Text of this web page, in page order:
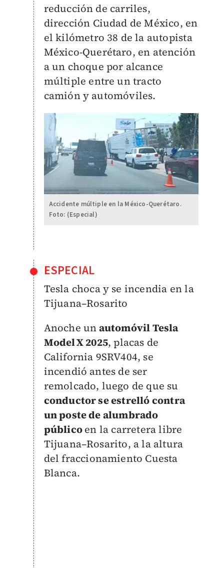
reducción de carriles,
dirección Ciudad de México, en
el kilómetro 38 de la autopista
México-Querétaro, en atención
a un choque por alcance
múltiple entre un tracto
camión y automóviles.
Accidente múltiple en la México-Querétaro.
Foto: (Especial)
ESPECIAL
Tesla choca y se incendia en la
Tijuana–Rosarito
Anoche unautomóvil Tesla
Model X 2025, placas de
California 9SRV404, se
incendió antes de ser
remolcado, luego de que su
conductor se estrelló contra
un poste de alumbrado
públicoen la carretera libre
Tijuana–Rosarito, a la altura
del fraccionamiento Cuesta
Blanca.